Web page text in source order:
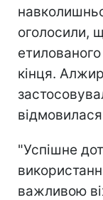
оголосили,
кінця.
"Успішне
важливою